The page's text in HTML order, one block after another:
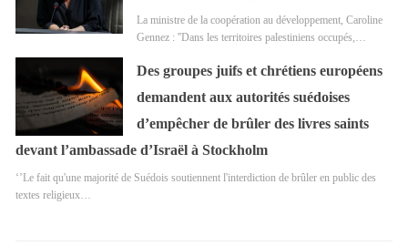
La ministre de la coopération au développement, Caroline
Gennez : ''Dans les territoires palestiniens occupés,…
Des groupes juifs et chrétiens européens
demandent aux autorités suédoises
d’empêcher de brûler des livres saints
devant l’ambassade d’Israël à Stockholm
‘’Le fait qu'une majorité de Suédois soutiennent l'interdiction de brûler en public des
textes religieux…